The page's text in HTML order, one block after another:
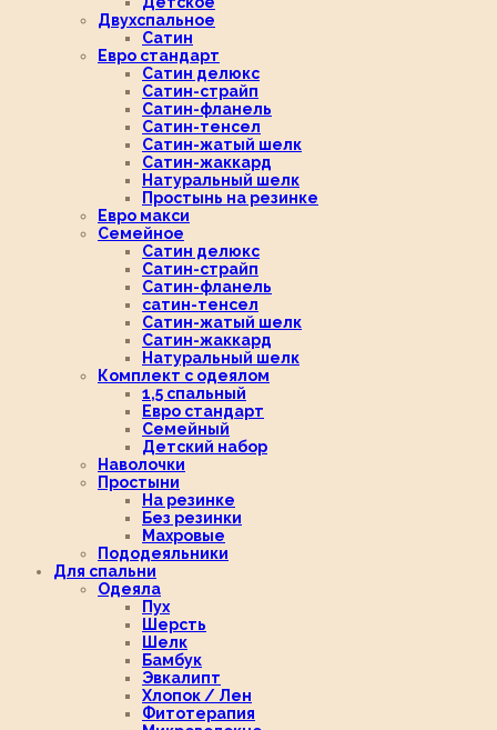
Двухспальное
Сатин
Евро стандарт
Сатин делюкс
Сатин-страйп
Сатин-фланель
Сатин-тенсел
Сатин-жатый шелк
Сатин-жаккард
Натуральный шелк
Простынь на резинке
Евро макси
Семейное
Сатин делюкс
Сатин-страйп
Сатин-фланель
сатин-тенсел
Сатин-жатый шелк
Сатин-жаккард
Натуральный шелк
Комплект с одеялом
1,5 спальный
Евро стандарт
Семейный
Детский набор
Наволочки
Простыни
На резинке
Без резинки
Махровые
Пододеяльники
Для спальни
Одеяла
Пух
Шерсть
Шелк
Бамбук
Эвкалипт
Хлопок / Лен
Фитотерапия